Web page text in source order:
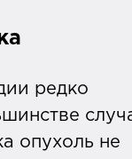
редко
опухоль не